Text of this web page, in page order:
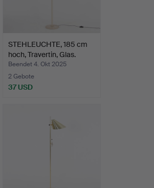
STEHLEUCHTE, 185 cm
hoch, Travertin, Glas.
Beendet 4. Okt 2025
2 Gebote
37 USD